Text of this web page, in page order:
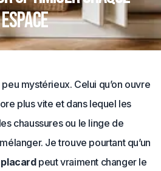
espace
mystérieux. Celui qu’on ouvre
plus vite et dans lequel les
chaussures ou le linge de
Je trouve pourtant qu’un
peut vraiment changer le